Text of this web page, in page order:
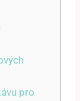
pro